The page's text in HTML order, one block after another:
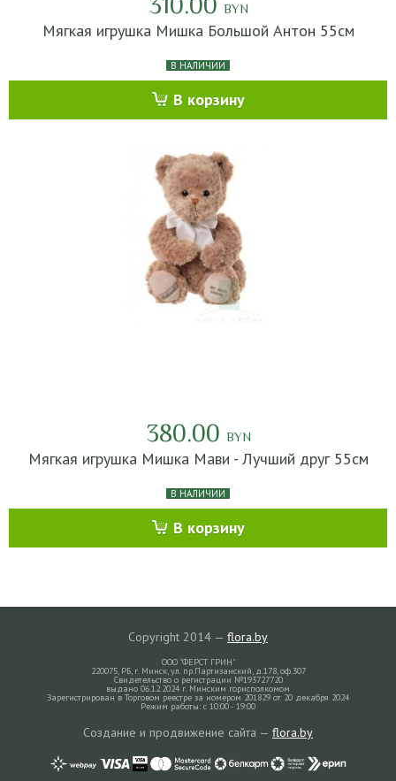
BYN
Мягкая игрушка Мишка Большой Антон 55см
В НАЛИЧИИ
В корзину
380.00 BYN
Мягкая игрушка Мишка Мави - Лучший друг 55см
В НАЛИЧИИ
В корзину
Copyright 2014 — flora.by
ООО "ФЕРСТ ГРИН"
220075, РБ, г. Минск, ул. пр.Партизанский, д.178, оф.307
Свидетельство о регистрации №193727720
выдано 06.12.2024 г. Минским горисполкомом
Зарегистрирован в Торговом реестре за номером 201829 от 20 декабря 2024
Режим работы: с 10:00 - 19:00
Создание и продвижение сайта — flora.by